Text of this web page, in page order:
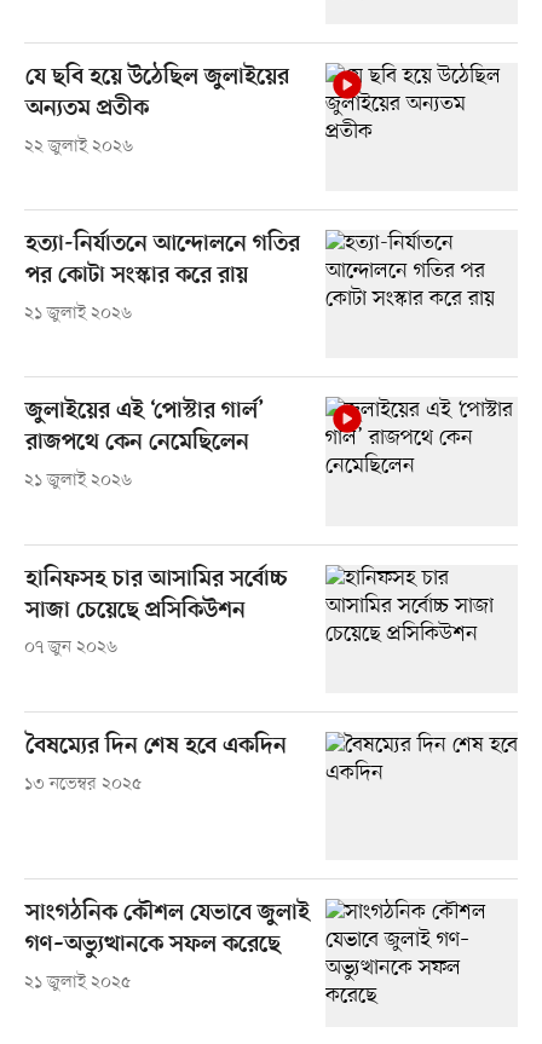
যে ছবি হয়ে উঠেছিল জুলাইয়ের
অন্যতম প্রতীক
২২ জুলাই ২০২৬
হত্যা-নির্যাতনে আন্দোলনে গতির
পর কোটা সংস্কার করে রায়
২১ জুলাই ২০২৬
জুলাইয়ের এই ‘পোস্টার গার্ল’
রাজপথে কেন নেমেছিলেন
২১ জুলাই ২০২৬
হানিফসহ চার আসামির সর্বোচ্চ
সাজা চেয়েছে প্রসিকিউশন
০৭ জুন ২০২৬
বৈষম্যের দিন শেষ হবে একদিন
১৩ নভেম্বর ২০২৫
সাংগঠনিক কৌশল যেভাবে জুলাই
গণ–অভ্যুত্থানকে সফল করেছে
২১ জুলাই ২০২৫